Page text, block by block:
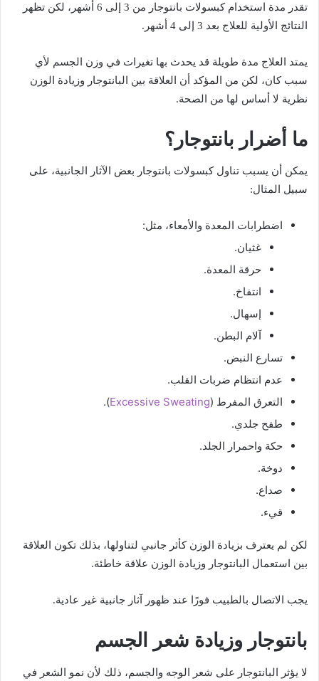
تقدر مدة استخدام كبسولات بانتوجار من 3 إلى 6 أشهر، لكن تظهر
النتائج الأولية للعلاج بعد 3 إلى 4 أشهر.
يمتد العلاج مدة طويلة قد يحدث بها تغيرات في وزن الجسم لأي
سبب كان، لكن من المؤكد أن العلاقة بين البانتوجار وزيادة الوزن
نظرية لا أساس لها من الصحة.
ما أضرار بانتوجار؟
يمكن أن يسبب تناول كبسولات بانتوجار بعض الآثار الجانبية، على
سبيل المثال:
اضطرابات المعدة والأمعاء، مثل:
غثيان.
حرقة المعدة.
انتفاخ.
إسهال.
آلام البطن.
تسارع النبض.
عدم انتظام ضربات القلب.
التعرق المفرط (Excessive Sweating
).
طفح جلدي.
حكة واحمرار الجلد.
دوخة.
صداع.
قيء.
لكن لم يعترف بزيادة الوزن كأثر جانبي لتناولها، بذلك تكون العلاقة
بين استعمال البانتوجار وزيادة الوزن علاقة خاطئة.
يجب الاتصال بالطبيب فورًا عند ظهور آثار جانبية غير عادية.
بانتوجار وزيادة شعر الجسم
لا يؤثر البانتوجار على شعر الوجه والجسم، ذلك لأن نمو الشعر في